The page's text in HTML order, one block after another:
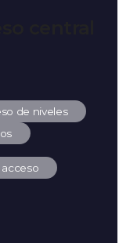
de niveles
acceso